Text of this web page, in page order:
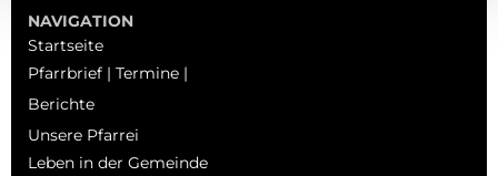
NAVIGATION
Startseite
Pfarrbrief | Termine |
Berichte
Unsere Pfarrei
Leben in der Gemeinde